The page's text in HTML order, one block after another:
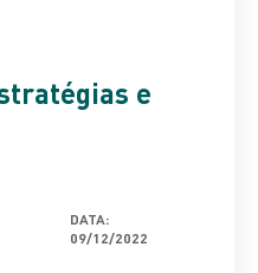
e
DATA:
09/12/2022